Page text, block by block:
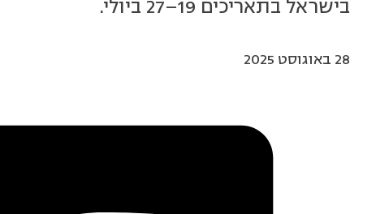
בישראל בתאריכים 19–27 ביולי.
28 באוגוסט 2025